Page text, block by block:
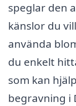
speglar den
känslor du
använda
du enkelt
som kan
begravning i